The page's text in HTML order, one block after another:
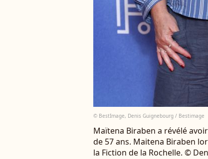
© BestImage, Denis Guignebourg / Bestimage
Maïtena Biraben a révélé
de 57 ans. Maitena Biraben
la Fiction de la Rochelle. ©